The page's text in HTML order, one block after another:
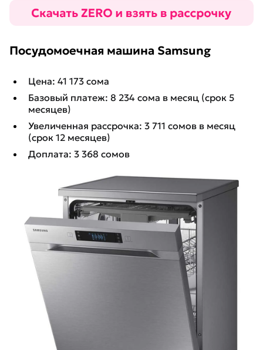
Посудомоечная машина Samsung
Цена: 41 173 сома
Базовый платеж: 8 234 сома в месяц (срок 5
месяцев)
Увеличенная рассрочка: 3 711 сомов в месяц
(срок 12 месяцев)
Доплата: 3 368 сомов